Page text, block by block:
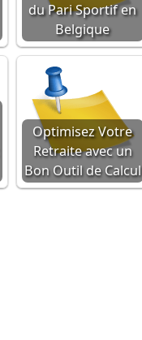
du Pari Sportif en
Belgique
Optimisez Votre
Retraite avec un
Bon Outil de Calcul